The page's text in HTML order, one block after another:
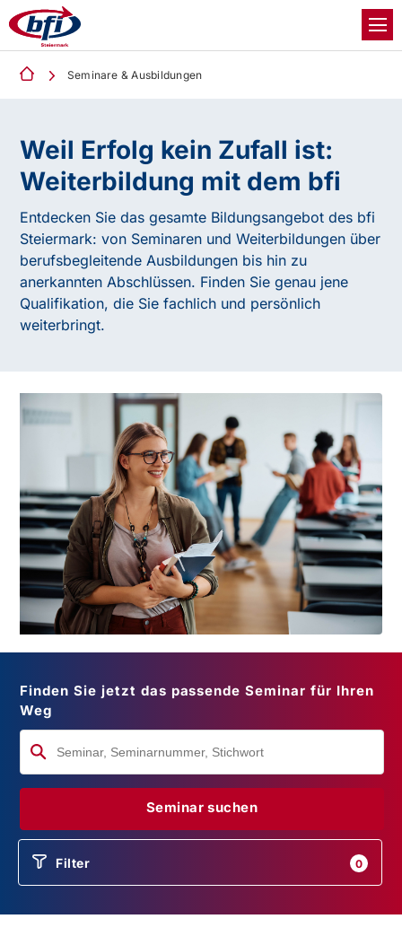
Seminare & Ausbildungen
Weil Erfolg kein Zufall ist:
Weiterbildung mit dem bfi
Entdecken Sie das gesamte Bildungsangebot des bfi
Steiermark: von Seminaren und Weiterbildungen über
berufsbegleitende Ausbildungen bis hin zu
anerkannten Abschlüssen. Finden Sie genau jene
Qualifikation, die Sie fachlich und persönlich
weiterbringt.
Finden Sie jetzt das passende Seminar für Ihren
Weg
Seminar suchen
Filter 0